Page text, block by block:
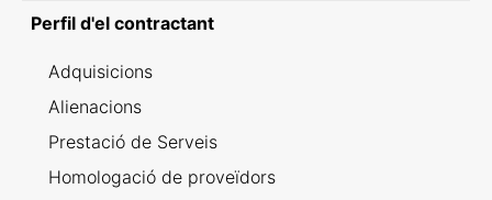
Perfil d'el contractant
Adquisicions
Alienacions
Prestació de Serveis
Homologació de proveïdors